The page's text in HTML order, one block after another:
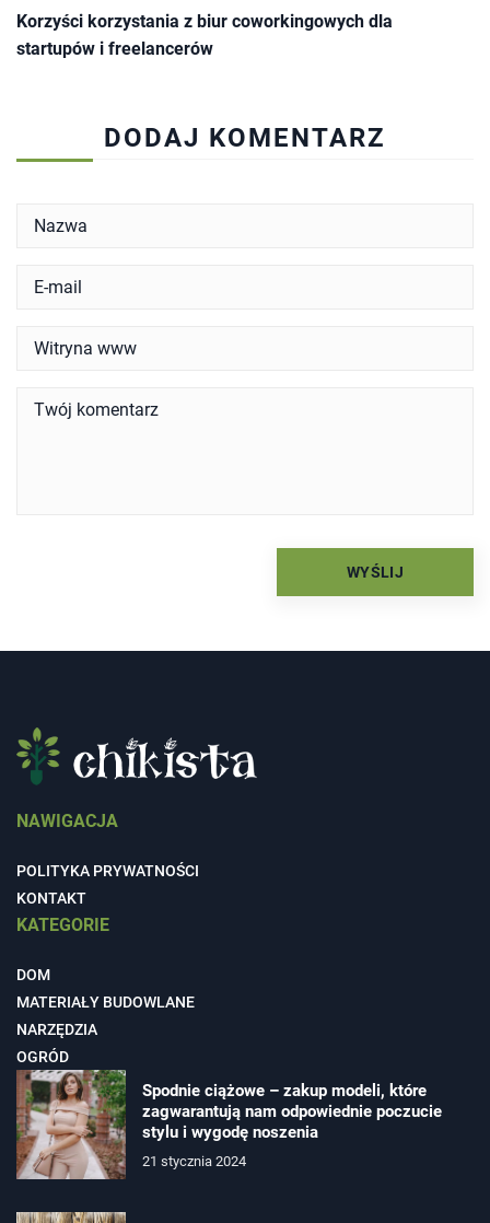
Korzyści korzystania z biur coworkingowych dla
startupów i freelancerów
DODAJ KOMENTARZ
NAWIGACJA
POLITYKA PRYWATNOŚCI
KONTAKT
KATEGORIE
DOM
MATERIAŁY BUDOWLANE
NARZĘDZIA
OGRÓD
Spodnie ciążowe – zakup modeli, które
zagwarantują nam odpowiednie poczucie
stylu i wygodę noszenia
21 stycznia 2024